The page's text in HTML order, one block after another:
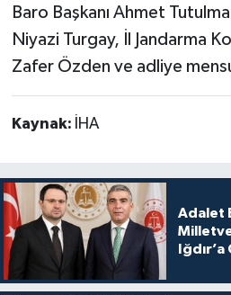
Baro Başkanı Ahmet
Niyazi Turgay, İl Jandarma
Zafer Özden ve adliye
Kaynak: İHA
Adalet